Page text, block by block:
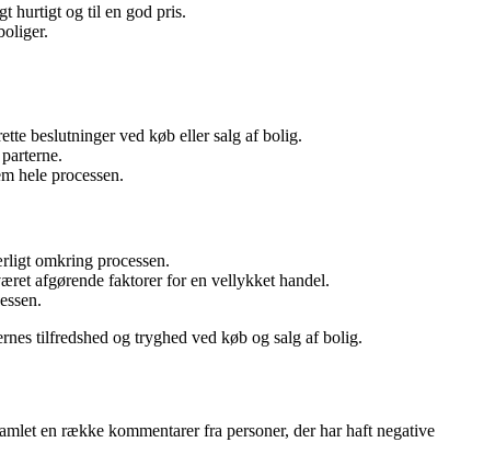
hurtigt og til en god pris.
beslutninger ved køb eller salg af bolig.
hele processen.
omkring processen.
afgørende faktorer for en vellykket handel.
tilfredshed og tryghed ved køb og salg af bolig.
en række kommentarer fra personer, der har haft negative